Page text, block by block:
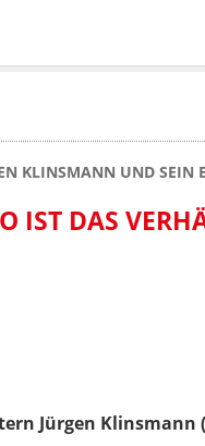
KLINSMANN UND SEIN
IST DAS
Jürgen